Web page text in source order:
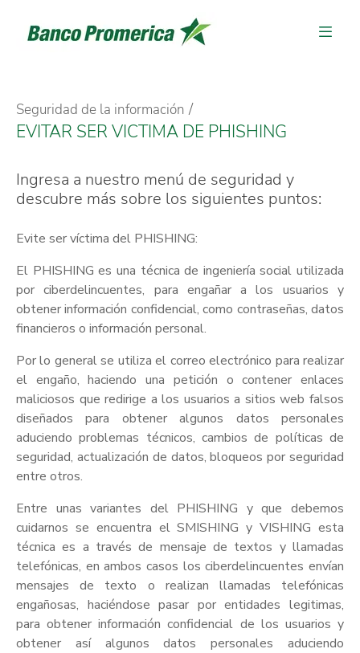
Seguridad de la información
EVITAR SER VICTIMA DE PHISHING
Ingresa a nuestro menú de seguridad y
descubre más sobre los siguientes puntos:
Evite ser víctima del PHISHING:
El PHISHING es una técnica de ingeniería social utilizada
por ciberdelincuentes, para engañar a los usuarios y
obtener información confidencial, como contraseñas, datos
financieros o información personal.
Por lo general se utiliza el correo electrónico para realizar
el engaño, haciendo una petición o contener enlaces
maliciosos que redirige a los usuarios a sitios web falsos
diseñados para obtener algunos datos personales
aduciendo problemas técnicos, cambios de políticas de
seguridad, actualización de datos, bloqueos por seguridad
entre otros.
Entre unas variantes del PHISHING y que debemos
cuidarnos se encuentra el SMISHING y VISHING esta
técnica es a través de mensaje de textos y llamadas
telefónicas, en ambos casos los ciberdelincuentes envían
mensajes de texto o realizan llamadas telefónicas
engañosas, haciéndose pasar por entidades legitimas,
para obtener información confidencial de los usuarios y
obtener así algunos datos personales aduciendo